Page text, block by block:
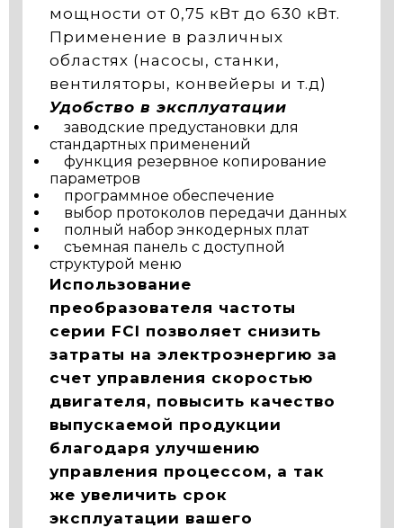
мощности от 0,75 кВт до 630 кВт.
Применение в различных
областях (насосы, станки,
вентиляторы, конвейеры и т.д)
Удобство в эксплуатации
заводские предустановки для
стандартных применений
функция резервное копирование
параметров
программное обеспечение
выбор протоколов передачи данных
полный набор энкодерных плат
съемная панель с доступной
структурой меню
Использование
преобразователя частоты
серии FCI позволяет снизить
затраты на электроэнергию за
счет управления скоростью
двигателя, повысить качество
выпускаемой продукции
благодаря улучшению
управления процессом, а так
же увеличить срок
эксплуатации вашего